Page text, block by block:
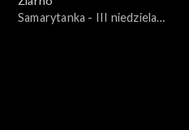
Samarytanka - III niedziela